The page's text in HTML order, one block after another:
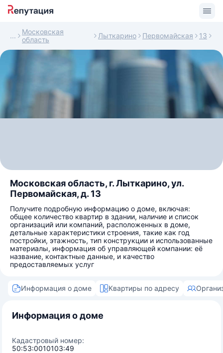
Московская
область
Лыткарино Первомайская 13
Московская область, г. Лыткарино, ул.
Первомайская, д. 13
Получите подробную информацию о доме, включая:
общее количество квартир в здании, наличие и список
организаций или компаний, расположенных в доме,
детальные характеристики строения, такие как год
постройки, этажность, тип конструкции и использованные
материалы, информация об управляющей компании: её
название, контактные данные, и качество
предоставляемых услуг
Информация о доме Квартиры по адресу
Информация о доме
Кадастровый номер:
50:53:0010103:49